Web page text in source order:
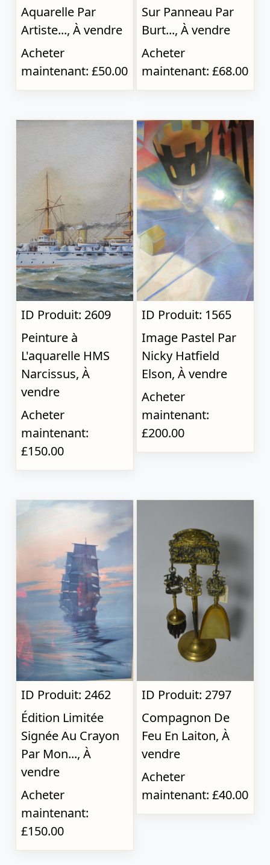
Aquarelle Par
Artiste..., À vendre
Acheter
maintenant: £50.00
Sur Panneau Par
Burt..., À vendre
Acheter
maintenant: £68.00
ID Produit: 2609
Peinture à
L'aquarelle HMS
Narcissus, À
vendre
Acheter
maintenant:
£150.00
ID Produit: 1565
Image Pastel Par
Nicky Hatfield
Elson, À vendre
Acheter
maintenant:
£200.00
ID Produit: 2462
Édition Limitée
Signée Au Crayon
Par Mon..., À
vendre
Acheter
maintenant:
£150.00
ID Produit: 2797
Compagnon De
Feu En Laiton, À
vendre
Acheter
maintenant: £40.00